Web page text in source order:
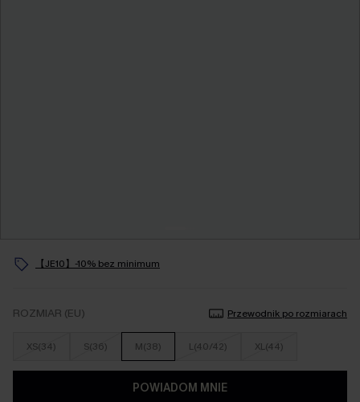
【JE10】-10% bez minimum
ROZMIAR (EU) Przewodnik po rozmiarach
XS(34) S(36) M(38) L(40/42) XL(44)
POWIADOM MNIE